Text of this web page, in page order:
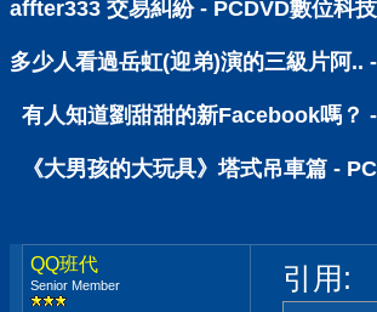
affter333 交易糾紛 - PCDVD數位科
多少人看過岳虹(迎弟)演的三級片阿..
有人知道劉甜甜的新Facebook嗎？
《大男孩的大玩具》塔式吊車篇 -
QQ班代
Senior Member 引用: